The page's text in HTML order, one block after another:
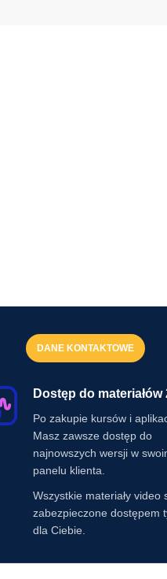
DANE KONTAKTOWE
Dostęp do materiałów
Po zakupie kursów i
Masz zawsze dostęp do
najnowszych wersji w
panelu klienta.
Wszystkie materiały video
zabezpieczone dostępem
dla Ciebie.